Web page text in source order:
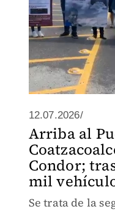
12.07.2026/
Arriba al
Condor;
mil
Se trata de la